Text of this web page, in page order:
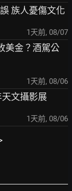
族人憂傷文化
1天前, 08/07
美金？酒駕公
1天前, 08/06
文攝影展
1天前, 08/06